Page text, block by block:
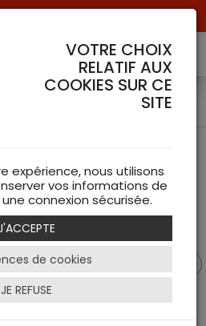
Seeland
Seeland
VOTRE CHOIX
RELATIF AUX
COOKIES SUR CE
SITE
expérience, nous utilisons
vos informations de
connexion sécurisée.
de cookies
JE REFUSE